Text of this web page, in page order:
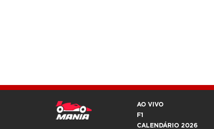
AO VIVO
F1
CALENDÁRIO 2026